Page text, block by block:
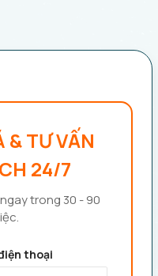
& TƯ VẤN
24/7
trong 30 - 90
thoại